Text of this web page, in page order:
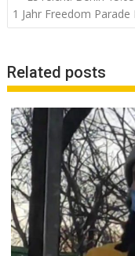
Navigation
1 Jahr Freedom Parade
Related posts